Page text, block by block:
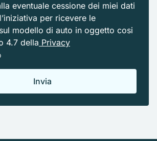
eventuale cessione dei miei dati
per ricevere le
modello di auto in oggetto cosi
4.7 della Privacy